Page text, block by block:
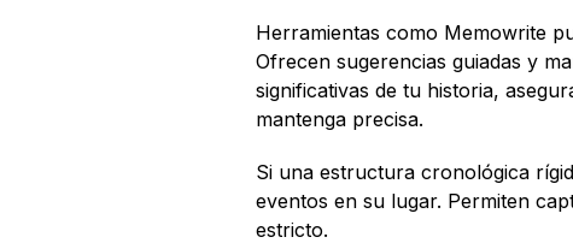
Herramientas como Memowrite
Ofrecen sugerencias guiadas y
significativas de tu historia,
mantenga precisa.
Si una estructura cronológica
eventos en su lugar. Permiten
estricto.